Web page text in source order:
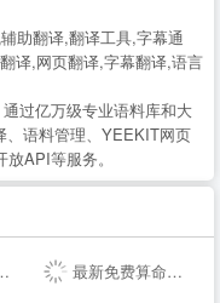
助翻译,翻译工具,字幕通
译,网页翻译,字幕翻译,语言
过亿万级专业语料库和大
、语料管理、YEEKIT网页
API等服务。
最新免费算命占卜算卦塔罗牌卜测算-太清阁免费周易测算